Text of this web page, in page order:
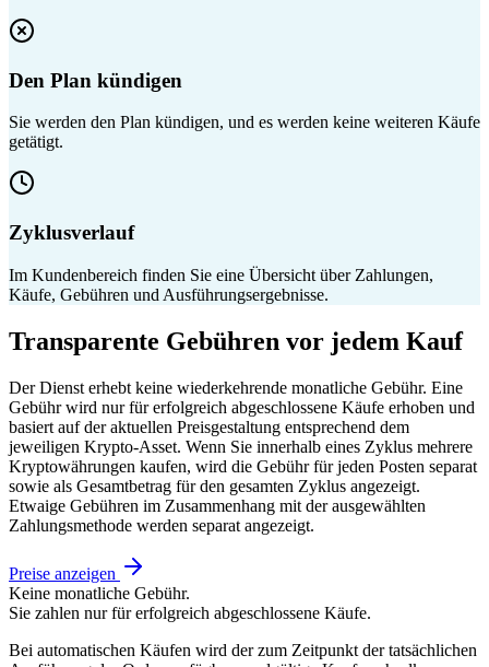
Den Plan kündigen
Sie werden den Plan kündigen, und es werden keine weiteren Käufe
getätigt.
Zyklusverlauf
Im Kundenbereich finden Sie eine Übersicht über Zahlungen,
Käufe, Gebühren und Ausführungsergebnisse.
Transparente Gebühren vor jedem Kauf
Der Dienst erhebt keine wiederkehrende monatliche Gebühr. Eine
Gebühr wird nur für erfolgreich abgeschlossene Käufe erhoben und
basiert auf der aktuellen Preisgestaltung entsprechend dem
jeweiligen Krypto-Asset. Wenn Sie innerhalb eines Zyklus mehrere
Kryptowährungen kaufen, wird die Gebühr für jeden Posten separat
sowie als Gesamtbetrag für den gesamten Zyklus angezeigt.
Etwaige Gebühren im Zusammenhang mit der ausgewählten
Zahlungsmethode werden separat angezeigt.
Preise anzeigen
Keine monatliche Gebühr.
Sie zahlen nur für erfolgreich abgeschlossene Käufe.
Bei automatischen Käufen wird der zum Zeitpunkt der tatsächlichen